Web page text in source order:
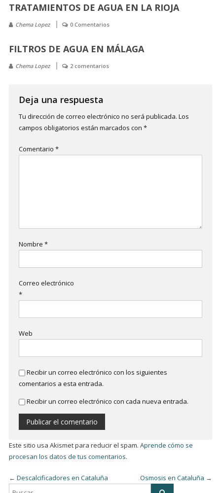
TRATAMIENTOS DE AGUA EN LA RIOJA
Chema Lopez 0 Comentarios
FILTROS DE AGUA EN MÁLAGA
Chema Lopez 2 comentarios
Deja una respuesta
Tu dirección de correo electrónico no será publicada. Los
campos obligatorios están marcados con *
Comentario *
Nombre *
Correo electrónico
*
Web
Recibir un correo electrónico con los siguientes
comentarios a esta entrada.
Recibir un correo electrónico con cada nueva entrada.
Este sitio usa Akismet para reducir el spam. Aprende cómo se
procesan los datos de tus comentarios.
← Descalcificadores en Cataluña Osmosis en Cataluña →